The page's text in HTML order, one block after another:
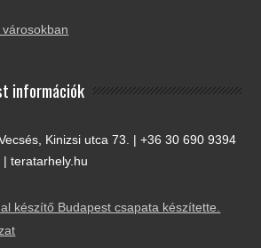
információk
Kinizsi utca 73. | +36 30 690 9394
teratarhely.hu
készítő Budapest csapata készítette.